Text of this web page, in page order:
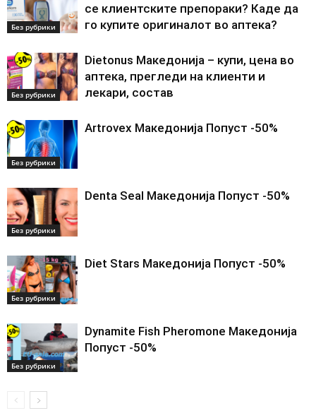
Без рубрики
се клиентските препораки? Каде да
го купите оригиналот во аптека?
Без рубрики
Dietonus Македонија – купи, цена во
аптека, прегледи на клиенти и
лекари, состав
Без рубрики
Artrovex Македонија Попуст -50%
Без рубрики
Denta Seal Македонија Попуст -50%
Без рубрики
Diet Stars Македонија Попуст -50%
Без рубрики
Dynamite Fish Pheromone Македонија
Попуст -50%